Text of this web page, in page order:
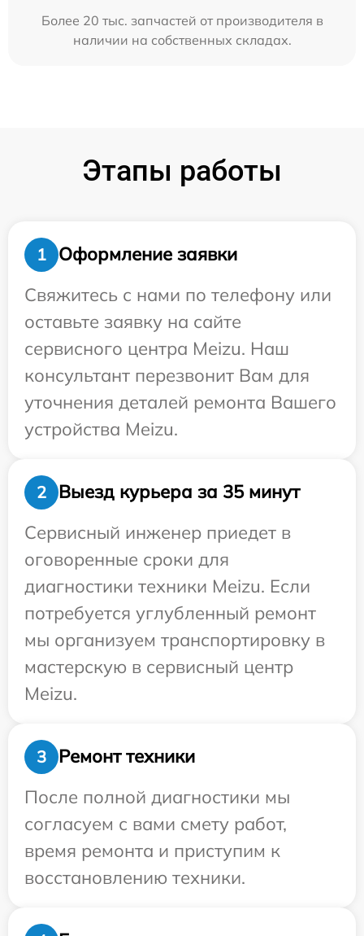
Более 20 тыс. запчастей от производителя в
наличии на собственных складах.
Этапы работы
1
Оформление заявки
Свяжитесь с нами по телефону или
оставьте заявку на сайте
сервисного центра Meizu. Наш
консультант перезвонит Вам для
уточнения деталей ремонта Вашего
устройства Meizu.
2
Выезд курьера за 35 минут
Сервисный инженер приедет в
оговоренные сроки для
диагностики техники Meizu. Если
потребуется углубленный ремонт
мы организуем транспортировку в
мастерскую в сервисный центр
Meizu.
3
Ремонт техники
После полной диагностики мы
согласуем с вами смету работ,
время ремонта и приступим к
восстановлению техники.